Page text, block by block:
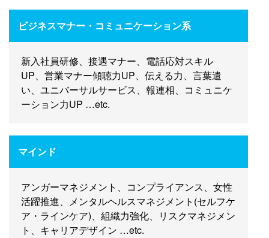
ビジネスマナー・コミュニケーション系
新入社員研修、接遇マナー、電話応対スキル
UP、営業マナー傾聴力UP、伝える力、言葉遣
い、ユニバーサルサービス、報連相、コミュニケ
ーション力UP …etc.
マインド
アンガーマネジメント、コンプライアンス、女性
活躍推進、メンタルヘルスマネジメント(セルフケ
ア・ラインケア)、組織力強化、リスクマネジメン
ト、キャリアデザイン …etc.